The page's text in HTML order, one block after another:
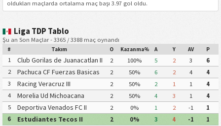
oldukları maçlarda ortalama maç başı 3.97 gol oldu.
Liga TDP Tablo
Şu an Son Maçlar - 3365 / 3388 maç oynandı
# Takım O Kazanma% A Y AV P
1 Club Gorilas de Juanacatlan II 2 100% 5 2 3
6
2
Pachuca CF Fuerzas Basicas
Pachuca CF III
2 50% 6 2 4
4
3
Racing Veracruz III 2 50% 2 1 1
4
4
Morelia Ud Michoacana 2 50% 4 3 1
4
5
Deportiva Venados FC II 2 0% 1 2 -1
1
6
Estudiantes Tecos II 2 0% 3 4 -1
1